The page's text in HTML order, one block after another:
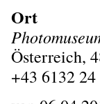
Ort
Österreich,
+43 6132